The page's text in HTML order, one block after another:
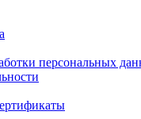
персональных